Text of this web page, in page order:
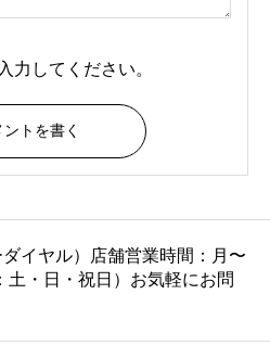
力してください。
ントを書く
イヤル）店舗営業時間：月〜
土・日・祝日）お気軽にお問